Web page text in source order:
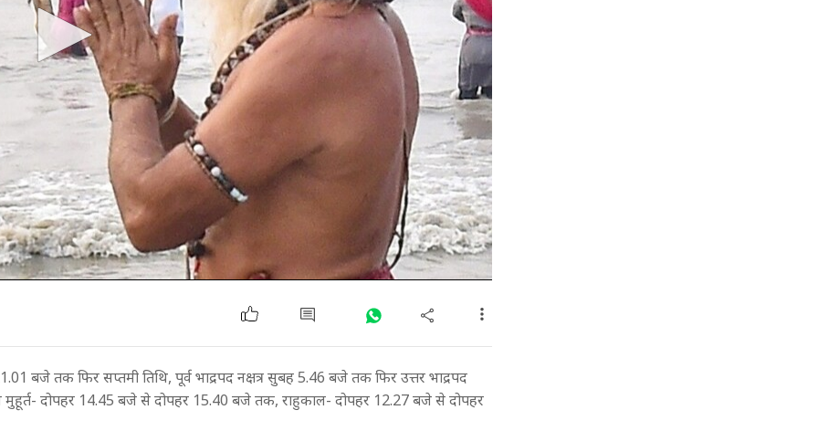
बजे तक फिर सप्तमी तिथि, पूर्व भाद्रपद नक्षत्र सुबह 5.46 बजे तक फिर उत्तर भाद्रपद
दोपहर 14.45 बजे से दोपहर 15.40 बजे तक, राहुकाल- दोपहर 12.27 बजे से दोपहर